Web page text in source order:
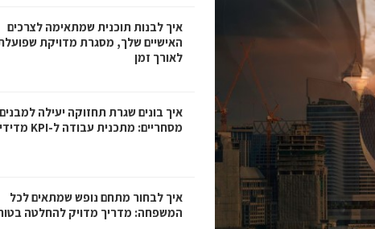
איך לבנות תוכנית שמתאימה לצרכים
האישיים שלך, מסגרת מדויקת
לאורך זמן
איך בונים שגרת תחזוקה יעילה למבנים
מסחריים: מתכנית עבודה ל-KPI מדידים
איך לבחור מתחם נופש שמתאים לכל
המשפחה: מדריך מדויק להחלטה